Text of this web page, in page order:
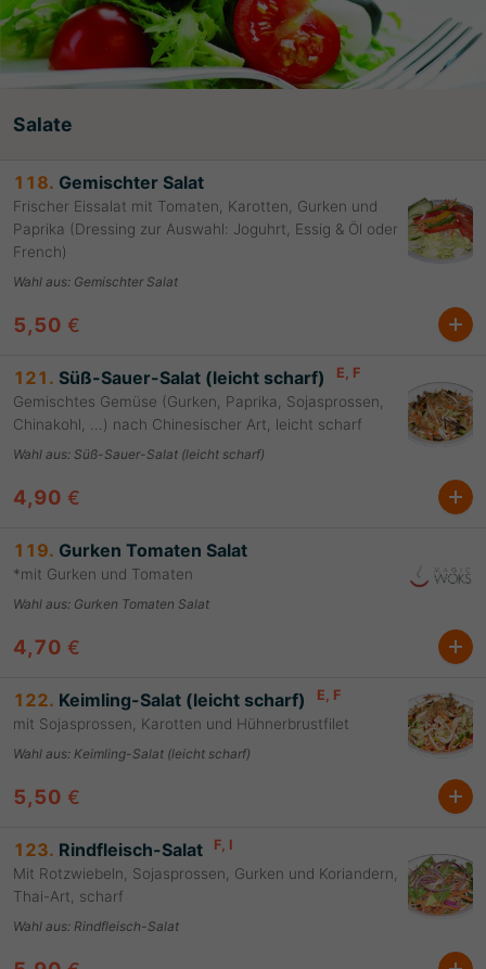
Salate
118. Gemischter Salat
Frischer Eissalat mit Tomaten, Karotten, Gurken und
Paprika (Dressing zur Auswahl: Joguhrt, Essig & Öl oder
French)
Wahl aus: Gemischter Salat
5,50 €
121. Süß-Sauer-Salat (leicht scharf) E , F
Gemischtes Gemüse (Gurken, Paprika, Sojasprossen,
Chinakohl, ...) nach Chinesischer Art, leicht scharf
Wahl aus: Süß-Sauer-Salat (leicht scharf)
4,90 €
119. Gurken Tomaten Salat
*mit Gurken und Tomaten
Wahl aus: Gurken Tomaten Salat
4,70 €
122. Keimling-Salat (leicht scharf) E , F
mit Sojasprossen, Karotten und Hühnerbrustfilet
Wahl aus: Keimling-Salat (leicht scharf)
5,50 €
123. Rindfleisch-Salat F , I
Mit Rotzwiebeln, Sojasprossen, Gurken und Koriandern,
Thai-Art, scharf
Wahl aus: Rindfleisch-Salat